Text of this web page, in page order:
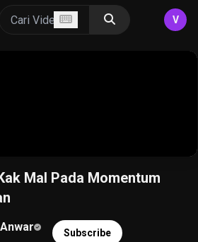
V
Mal Pada Momentum
Subscribe